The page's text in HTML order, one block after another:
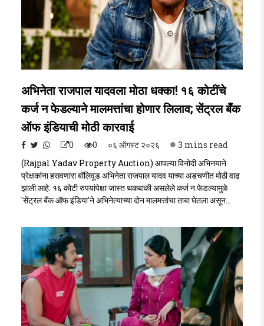
अभिनेता राजपाल यादवला मोठा धक्का! १६ कोटींचे
कर्ज न फेडल्याने मालमत्तांचा होणार लिलाव; सेंट्रल बँक
ऑफ इंडियाची मोठी कारवाई
0 0 ०६ ऑगस्ट २०२६
3 mins read
(Rajpal Yadav Property Auction) आपल्या विनोदी अभिनयाने
प्रेक्षकांना हसवणारा बॉलिवूड अभिनेता राजपाल यादव याच्या अडचणीत मोठी वाढ
झाली आहे. १६ कोटी रुपयांपेक्षा जास्त थकबाकी असलेले कर्ज न फेडल्यामुळे
'सेंट्रल बँक ऑफ इंडिया'ने अभिनेत्याच्या दोन मालमत्तांचा ताबा घेतला असून
ई-लिलाव केला जाणार असून बँकेकडून यासंदर्भात अधिकृत नोटीस जारी करण्यात
आली आहे. (Rajpal Yadav Property Auction)..